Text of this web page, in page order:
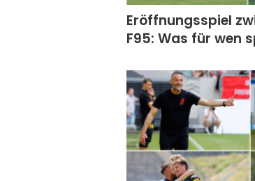
Eröffnungsspiel
F95: Was für wen